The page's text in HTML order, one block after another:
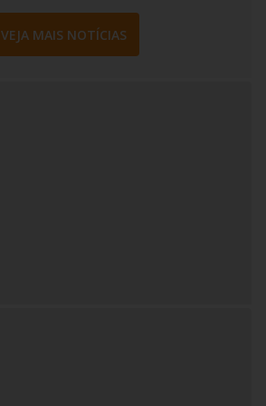
VEJA MAIS NOTÍCIAS